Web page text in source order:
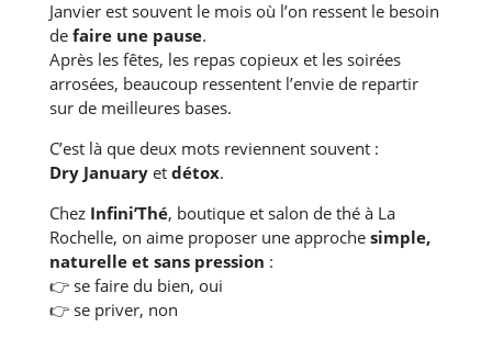
Janvier est souvent le mois où l’on ressent le besoin
de faire une pause.
Après les fêtes, les repas copieux et les soirées
arrosées, beaucoup ressentent l’envie de repartir
sur de meilleures bases.
C’est là que deux mots reviennent souvent :
Dry Januaryet détox.
Chez Infini’Thé, boutique et salon de thé à La
Rochelle, on aime proposer une approche simple,
naturelle et sans pression :
👉se faire du bien, oui
👉se priver, non